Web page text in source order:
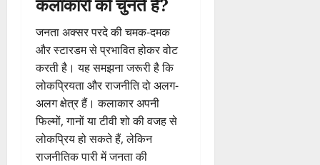
जनता अक्सर परदे की चमक-दमक
और स्टारडम से प्रभावित होकर वोट
करती है। यह समझना जरूरी है कि
लोकप्रियता और राजनीति दो अलग-
अलग क्षेत्र हैं। कलाकार अपनी
फिल्मों, गानों या टीवी शो की वजह से
लोकप्रिय हो सकते हैं, लेकिन
राजनीतिक पारी में जनता की